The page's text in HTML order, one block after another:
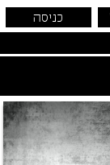
כניסה